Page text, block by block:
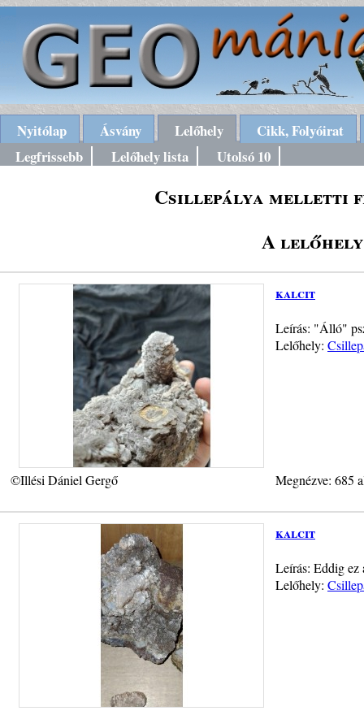
Nyitólap Ásvány Lelőhely
Cikk, Folyóirat
Legfrissebb
Lelőhely lista Utolsó 10
Csillepálya melletti
A lelőhely
kalcit
Leírás: "Álló"
Lelőhely:
©Illési Dániel Gergő Megnézve: 685
kalcit
Leírás: Eddig ez
Lelőhely: